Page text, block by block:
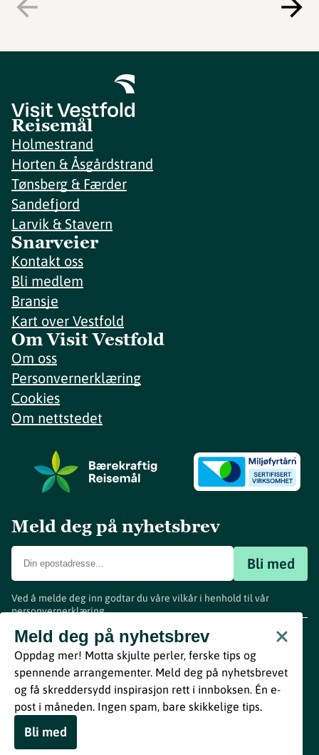
Reisemål
Holmestrand
Horten & Åsgårdstrand
Tønsberg & Færder
Sandefjord
Larvik & Stavern
Snarveier
Kontakt oss
Bli medlem
Bransje
Kart over Vestfold
Om Visit Vestfold
Om oss
Personvernerklæring
Cookies
Om nettstedet
Meld deg på nyhetsbrev
Bli med
Ved å melde deg inn godtar du våre vilkår i henhold til vår
personvernerklæring.
Meld deg på nyhetsbrev
Oppdag mer! Motta skjulte perler, ferske tips og
spennende arrangementer. Meld deg på nyhetsbrevet
og få skreddersydd inspirasjon rett i innboksen. Én e-
post i måneden. Ingen spam, bare skikkelige tips.
Bli med
www.visitvestfold.com
Turistinformasjon
Vestfold Fylkeskommune
ByBreakfast